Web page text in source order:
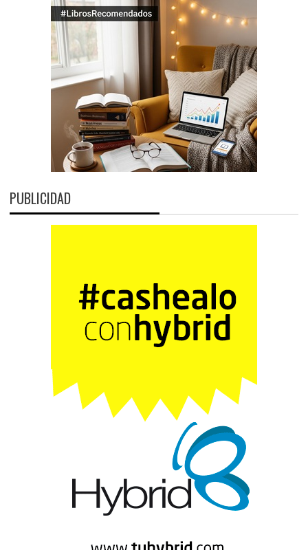
PUBLICIDAD